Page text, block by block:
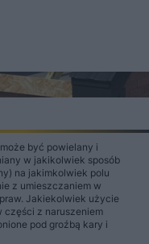
być powielany i
w jakikolwiek sposób
na jakimkolwiek polu
z umieszczaniem w
Jakiekolwiek użycie
części z naruszeniem
pod groźbą kary i